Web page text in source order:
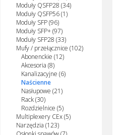
Moduły QSFP28 (34)
Moduły QSFP56 (1)
Moduły SFP (96)
Moduły SFP+ (97)
Moduły SFP28 (33)
Mufy / przełącznice (102)
Abonenckie (12)
Akcesoria (8)
Kanalizacyjne (6)
Naścienne
Nasłupowe (21)
Rack (30)
Rozdzielnice (5)
Multiplexery CEx (5)
Narzędzia (123)